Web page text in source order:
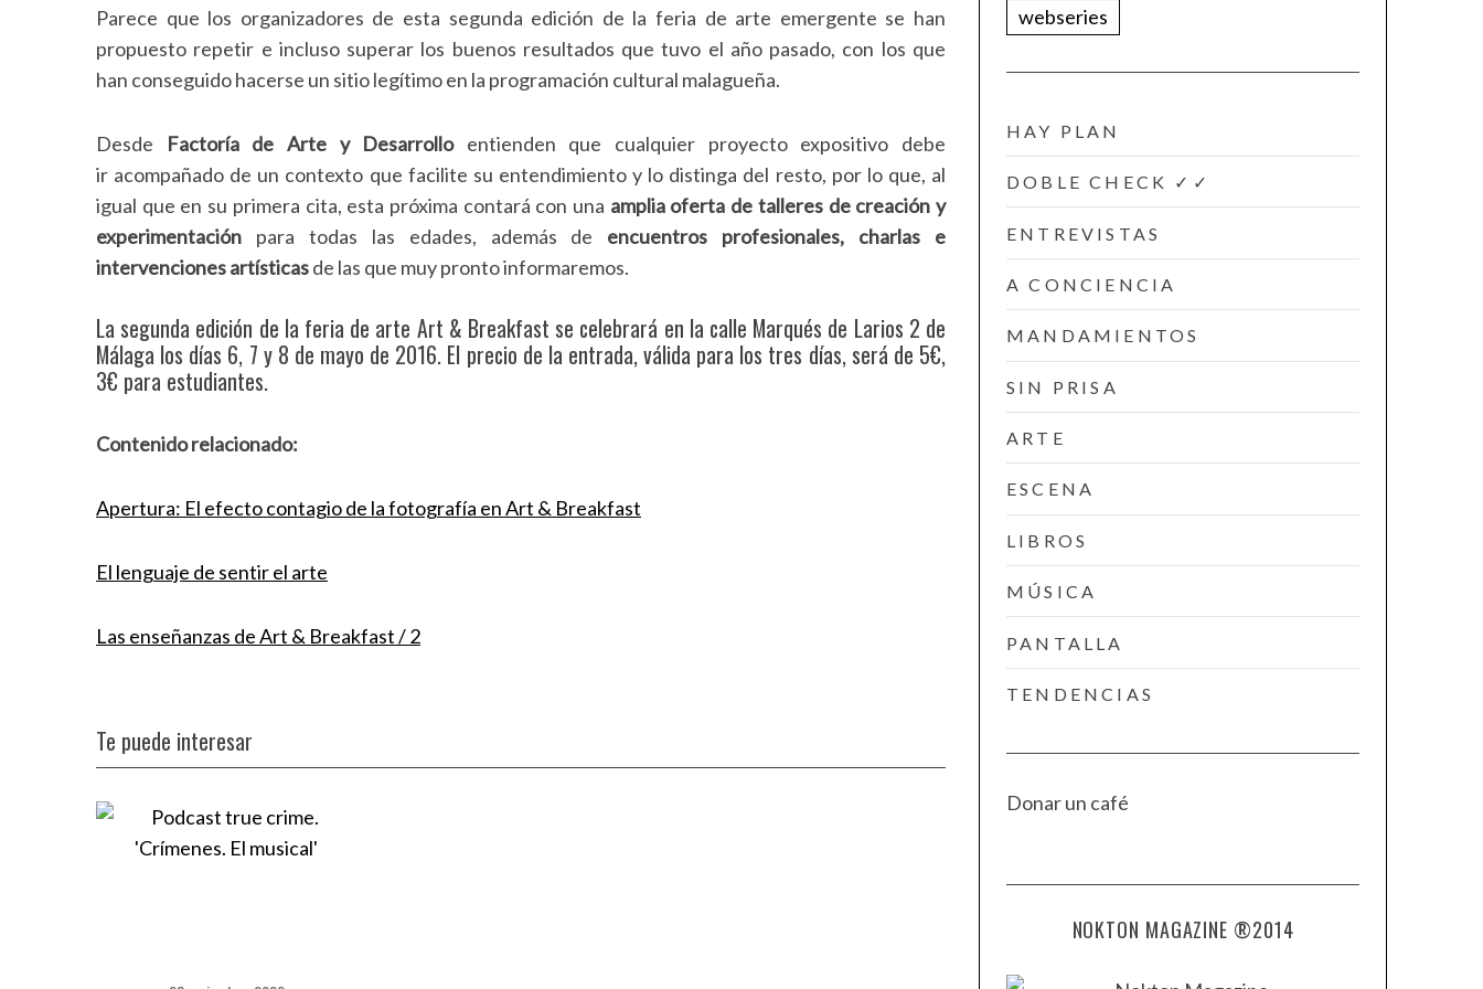
Parece que los organizadores de esta segunda edición de la feria de arte emergente se han
propuesto repetir e incluso superar los buenos resultados que tuvo el año pasado, con los que
han conseguido hacerse un sitio legítimo en la programación cultural malagueña.
Desde Factoría de Arte y Desarrolloentienden que cualquier proyecto expositivo debe
ir acompañado de un contexto que facilite su entendimiento y lo distinga del resto, por lo que, al
igual que en su primera cita, esta próxima contará con una amplia oferta de talleres de creación y
experimentación para todas las edades, además de encuentros profesionales, charlas e
intervenciones artísticasde las que muy pronto informaremos.
La segunda edición de la feria de arte Art & Breakfast se celebrará en la calle Marqués de Larios 2 de
Málaga los días 6, 7 y 8 de mayo de 2016. El precio de la entrada, válida para los tres días, será de 5€,
3€ para estudiantes.
Contenido relacionado:
Apertura: El efecto contagio de la fotografía en Art & Breakfast
El lenguaje de sentir el arte
Las enseñanzas de Art & Breakfast / 2
Te puede interesar
webseries
HAY PLAN
DOBLE CHECK ✓✓
ENTREVISTAS
A CONCIENCIA
MANDAMIENTOS
SIN PRISA
ARTE
ESCENA
LIBROS
MÚSICA
PANTALLA
TENDENCIAS
Donar un café
NOKTON MAGAZINE ®2014